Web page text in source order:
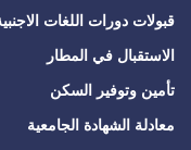
قبولات دورات اللغات
الاستقبال في المطار
تأمين وتوفير السكن
معادلة الشهادة الجامعية